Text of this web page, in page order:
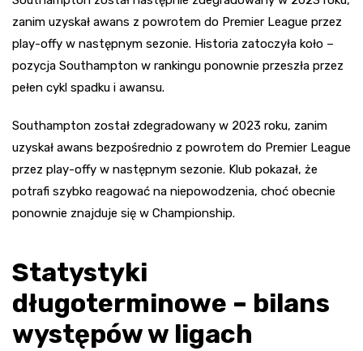
zanim uzyskał awans z powrotem do Premier League przez
play-offy w następnym sezonie. Historia zatoczyła koło –
pozycja Southampton w rankingu ponownie przeszła przez
pełen cykl spadku i awansu.
Southampton został zdegradowany w 2023 roku, zanim
uzyskał awans bezpośrednio z powrotem do Premier League
przez play-offy w następnym sezonie. Klub pokazał, że
potrafi szybko reagować na niepowodzenia, choć obecnie
ponownie znajduje się w Championship.
Statystyki
długoterminowe – bilans
występów w ligach